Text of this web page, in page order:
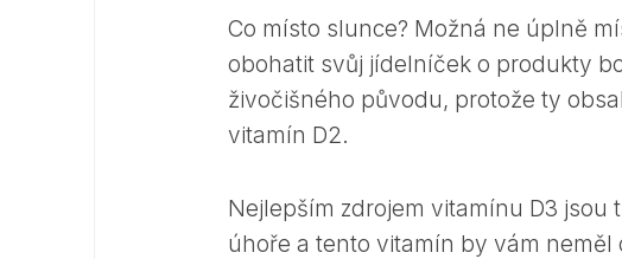
Co místo slunce? Možná ne úplně
obohatit svůj jídelníček o produkty
živočišného původu, protože ty
vitamín D2.
Nejlepším zdrojem vitamínu D3
úhoře a tento vitamín by vám